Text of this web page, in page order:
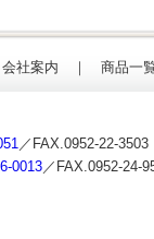
会社案内 ｜ 商品一
／FAX.0952-22-3503
0013／FAX.0952-24-